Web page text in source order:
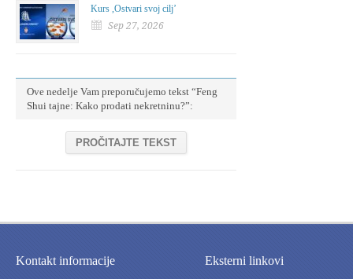
Kurs ,Ostvari svoj cilj’
Sep 27, 2026
Ove nedelje Vam preporučujemo tekst “Feng
Shui tajne: Kako prodati nekretninu?”:
PROČITAJTE TEKST
Kontakt informacije
Eksterni linkovi